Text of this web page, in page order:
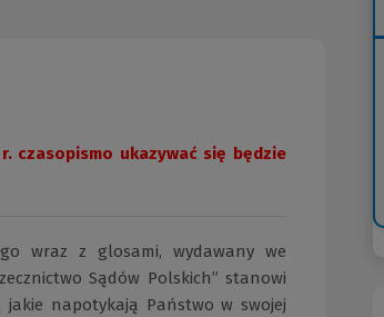
czasopismo ukazywać się będzie
wraz z glosami, wydawany we
Sądów Polskich” stanowi
napotykają Państwo w swojej